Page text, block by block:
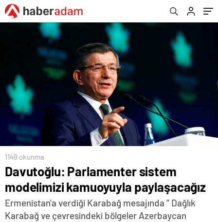
1149 okunma
Davutoğlu: Parlamenter sistem
modelimizi kamuoyuyla paylaşacağız
Ermenistan'a verdiği Karabağ mesajında “ Dağlık
Karabağ ve çevresindeki bölgeler Azerbaycan